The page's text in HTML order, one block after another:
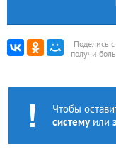
Поделись
получи
Чтобы
системуили